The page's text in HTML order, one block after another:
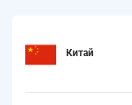
Китай